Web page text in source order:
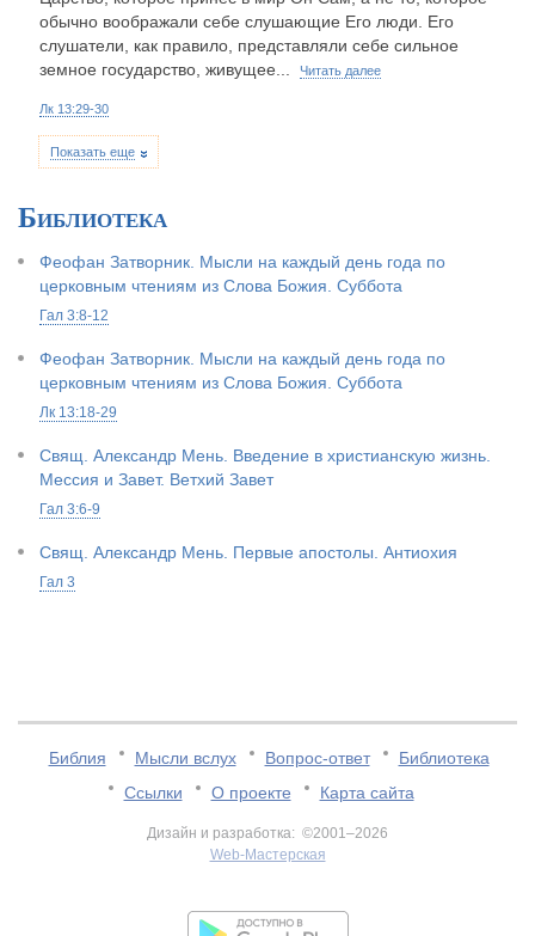
обычно воображали себе слушающие Его люди. Его
слушатели, как правило, представляли себе сильное
земное государство, живущее...
Читать далее
Лк 13:29-30
Показать еще
Библиотека
Феофан Затворник. Мысли на каждый день года по
церковным чтениям из Слова Божия. Суббота
Гал 3:8-12
Феофан Затворник. Мысли на каждый день года по
церковным чтениям из Слова Божия. Суббота
Лк 13:18-29
Свящ. Александр Мень. Введение в христианскую жизнь.
Мессия и Завет. Ветхий Завет
Гал 3:6-9
Свящ. Александр Мень. Первые апостолы. Антиохия
Гал 3
Библия Мысли вслух Вопрос-ответ
Библиотека
Ссылки
О проекте Карта сайта
Дизайн и разработка: ©2001–2026
Web-Мастерская